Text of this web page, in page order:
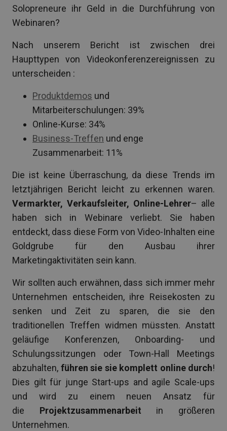
Solopreneure ihr Geld in die Durchführung von
Webinaren?
Nach unserem Bericht ist zwischen drei
Haupttypen von Videokonferenzereignissen zu
unterscheiden :
Produktdemos und
Mitarbeiterschulungen: 39%
Online-Kurse: 34%
Business-Treffen und enge
Zusammenarbeit: 11%
Die ist keine Überraschung, da diese Trends im
letztjährigen Bericht leicht zu erkennen waren.
Vermarkter, Verkaufsleiter, Online-Lehrer– alle
haben sich in Webinare verliebt. Sie haben
entdeckt, dass diese Form von Video-Inhalten eine
Goldgrube für den Ausbau ihrer
Marketingaktivitäten sein kann.
Wir sollten auch erwähnen, dass sich immer mehr
Unternehmen entscheiden, ihre Reisekosten zu
senken und Zeit zu sparen, die sie den
traditionellen Treffen widmen müssten. Anstatt
geläufige Konferenzen, Onboarding- und
Schulungssitzungen oder Town-Hall Meetings
abzuhalten, führen sie sie komplett online durch!
Dies gilt für junge Start-ups and agile Scale-ups
und wird zu einem neuen Ansatz für
die Projektzusammenarbeit in größeren
Unternehmen.